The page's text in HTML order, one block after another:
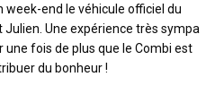
week-end le véhicule officiel du
Une expérience très sympa
fois de plus que le Combi est
du bonheur !